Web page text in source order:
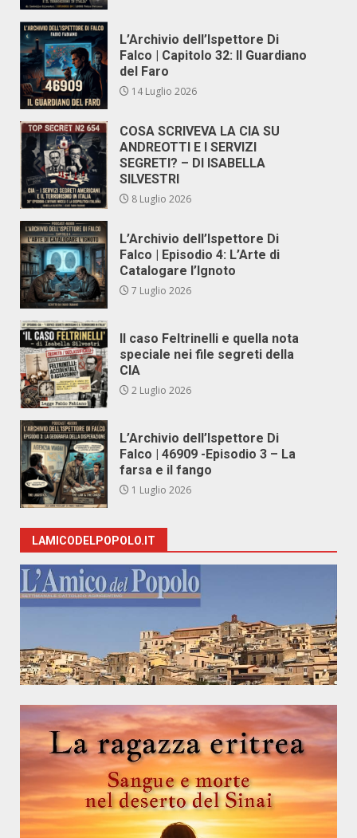
L’Archivio dell’Ispettore Di
Falco | Capitolo 32: Il Guardiano
del Faro
14 Luglio 2026
COSA SCRIVEVA LA CIA SU
ANDREOTTI E I SERVIZI
SEGRETI? – DI ISABELLA
SILVESTRI
8 Luglio 2026
L’Archivio dell’Ispettore Di
Falco | Episodio 4: L’Arte di
Catalogare l’Ignoto
7 Luglio 2026
Il caso Feltrinelli e quella nota
speciale nei file segreti della
CIA
2 Luglio 2026
L’Archivio dell’Ispettore Di
Falco | 46909 -Episodio 3 – La
farsa e il fango
1 Luglio 2026
LAMICODELPOPOLO.IT